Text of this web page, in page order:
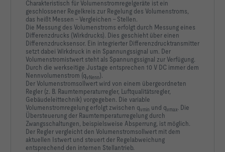
Charakteristisch für Volumenstromregelgeräte ist ein
geschlossener Regelkreis zur Regelung des Volumenstroms,
das heißt Messen – Vergleichen – Stellen.
Die Messung des Volumenstroms erfolgt durch Messung eines
Differenzdrucks (Wirkdrucks). Dies geschieht über einen
Differenzdrucksensor. Ein integrierter Differenzdrucktransmitter
setzt dabei Wirkdruck in ein Spannungssignal um. Der
Volumenstromistwert steht als Spannungssignal zur Verfügung.
Durch die werkseitige Justage entsprechen 10 V DC immer dem
Nennvolumenstrom (qvNenn).
Der Volumenstromsollwert wird von einem übergeordneten
Regler (z. B. Raumtemperaturregler, Luftqualitätsregler,
Gebäudeleittechnik) vorgegeben. Die variable
Volumenstromregelung erfolgt zwischen qvmin und qvmax. Die
Übersteuerung der Raumtemperaturregelung durch
Zwangsschaltungen, beispielsweise Absperrung, ist möglich.
Der Regler vergleicht den Volumenstromsollwert mit dem
aktuellen Istwert und steuert der Regelabweichung
entsprechend den internen Stellantrieb.